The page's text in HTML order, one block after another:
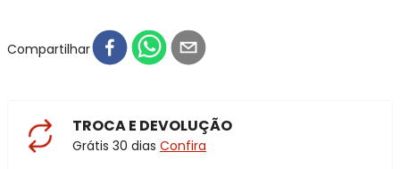
Compartilhar
TROCA E DEVOLUÇÃO
Grátis 30 dias Confira